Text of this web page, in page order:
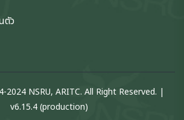
ตัว
NSRU, ARITC. All Right Reserved. |
v6.15.4 (production)